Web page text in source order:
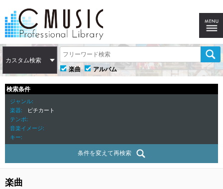
カスタム検索
楽曲
アルバム
検索条件
ジャンル
楽器
ピチカート
テンポ
音楽イメージ
キー
条件を変えて再検索
楽曲